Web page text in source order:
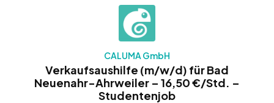
CALUMA GmbH
Verkaufsaushilfe (m/w/d) für Bad
Neuenahr-Ahrweiler – 16,50 €/Std. –
Studentenjob